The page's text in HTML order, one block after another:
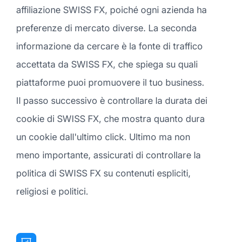
affiliazione SWISS FX, poiché ogni azienda ha
preferenze di mercato diverse. La seconda
informazione da cercare è la fonte di traffico
accettata da SWISS FX, che spiega su quali
piattaforme puoi promuovere il tuo business.
Il passo successivo è controllare la durata dei
cookie di SWISS FX, che mostra quanto dura
un cookie dall'ultimo click. Ultimo ma non
meno importante, assicurati di controllare la
politica di SWISS FX su contenuti espliciti,
religiosi e politici.